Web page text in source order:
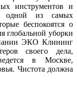
инструментов и
одной из самых
беспокоятся о
глобальной уборки
ЭКО Клининг
своего дела,
в Москве,
Чистота должна